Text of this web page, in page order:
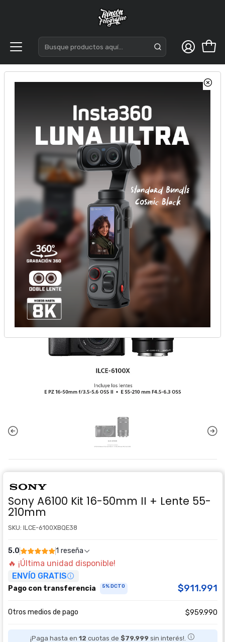
Inicio Cámaras
Sony
Sony A6100 Kit 16-50mm II + Lente 55-210mm
Sony A6100 Kit 16-50mm II + Lente 55-
210mm
SKU: ILCE-6100XBQE38
5.0 1 reseña
🔥 ¡Última unidad disponible!
ENVÍO GRATIS
Pago con transferencia 5% DCTO $911.991
Otros medios de pago $959.990
¡Paga hasta en 12 cuotas de $79.999sin interés!.